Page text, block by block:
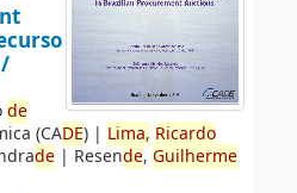
de
(CADE)| Lima, Ricardo
de| Resende, Guilherme